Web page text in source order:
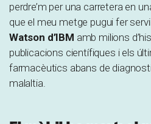
perdre’m per una carretera en
que el meu metge pugui fer
Watson d’IBM amb milions
publicacions científiques i els
farmacèutics abans de
malaltia.